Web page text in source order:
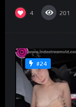
4 201
#24